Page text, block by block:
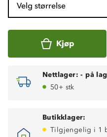
Velg størrelse
Kjøp
Nettlager: - på
50+ stk
Butikklager:
Tilgjengelig i 1